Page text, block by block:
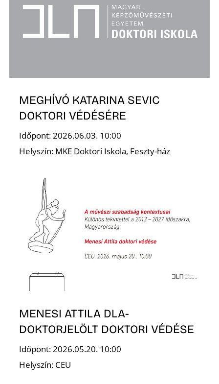
MEGHÍVÓ KATARINA SEVIC
DOKTORI VÉDÉSÉRE
Időpont: 2026.06.03. 10:00
Helyszín: MKE Doktori Iskola, Feszty-ház
MENESI ATTILA DLA-
DOKTORJELÖLT DOKTORI VÉDÉSE
Időpont: 2026.05.20. 10:00
Helyszín: CEU